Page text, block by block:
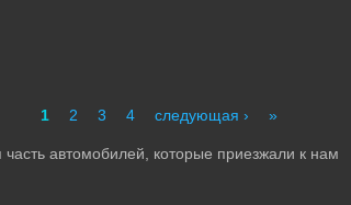
1 2 3 4 следующая › »
автомобилей, которые приезжали к нам